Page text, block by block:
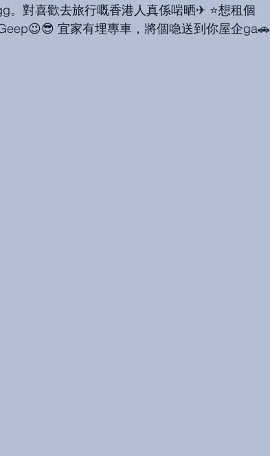
。對喜歡去旅行嘅香港人真係啱晒✈ ⭐想租個
宜家有埋專車，將個喼送到你屋企ga🚗